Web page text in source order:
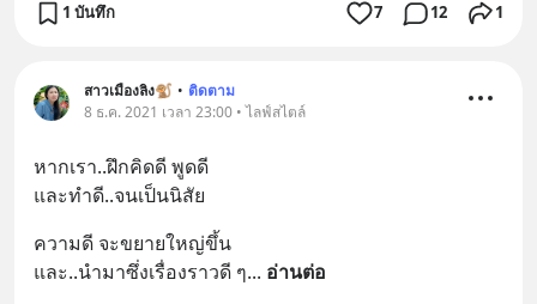
1 บันทึก 7 12 1
สาวเมืองลิง🐒 • ติดตาม
8 ธ.ค. 2021 เวลา 23:00 • ไลฟ์สไตล์
หากเรา..ฝึกคิดดี พูดดี
และทำดี..จนเป็นนิสัย
ความดี จะขยายใหญ่ขึ้น
และ..นำมาซึ่งเรื่องราวดี ๆ... อ่านต่อ